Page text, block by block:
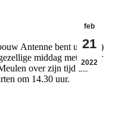
feb
21
2022
Antenne bent u, (60+)
middag met elkaar
over zijn tijd als
om 14.30 uur.